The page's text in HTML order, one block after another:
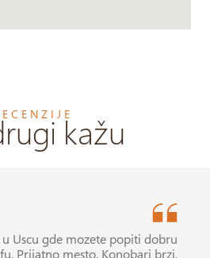
kažu
Uscu gde mozete popiti dobru
Prijatno mesto. Konobari brzi,